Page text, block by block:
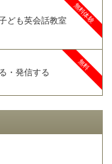
ども英会話教室 無料体験
・発信する
無料